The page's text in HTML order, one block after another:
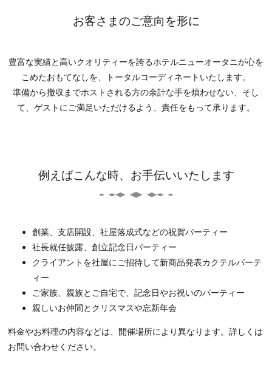
お客さまのご意向を形に
豊富な実績と高いクオリティーを誇るホテルニューオータニが心を
こめたおもてなしを、トータルコーディネートいたします。
準備から撤収までホストされる方の余計な手を煩わせない、そし
て、ゲストにご満足いただけるよう、責任をもって承ります。
例えばこんな時、お手伝いいたします
創業、支店開設、社屋落成式などの祝賀パーティー
社長就任披露、創立記念日パーティー
クライアントを社屋にご招待して新商品発表カクテルパーテ
ィー
ご家族、親族とご自宅で、記念日やお祝いのパーティー
親しいお仲間とクリスマスや忘新年会
料金やお料理の内容などは、開催場所により異なります。詳しくは
お問い合わせください。